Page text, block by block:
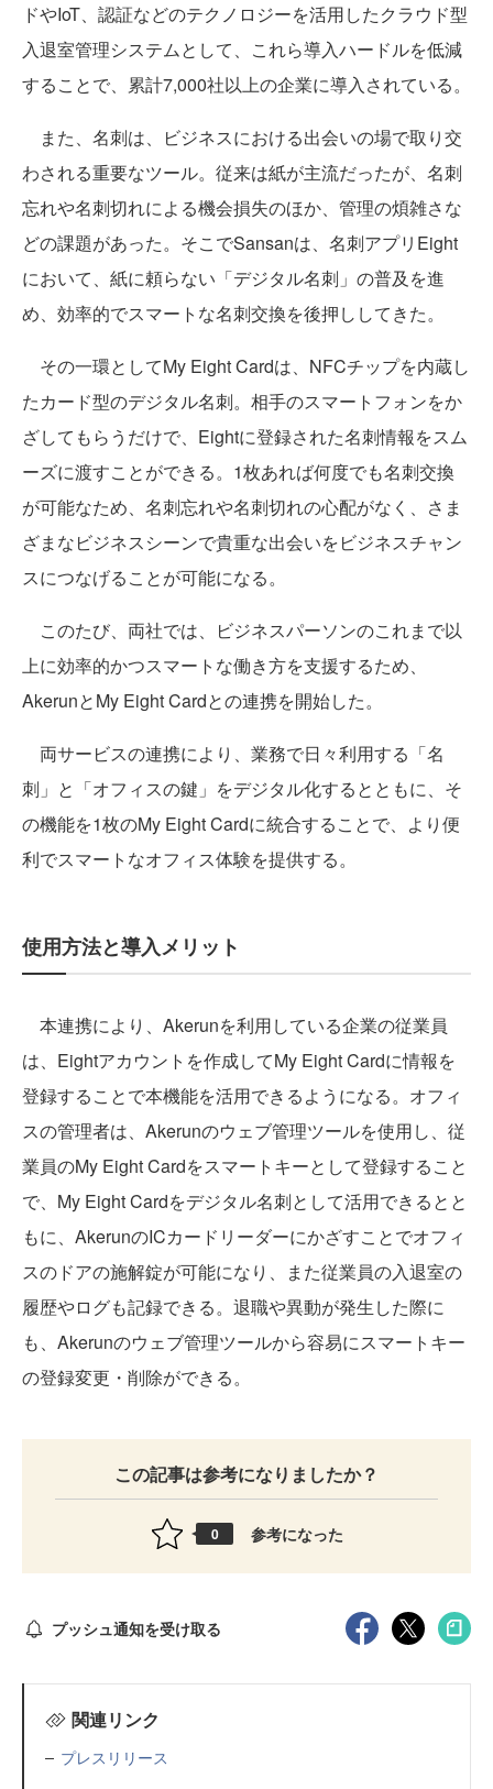
ドやIoT、認証などのテクノロジーを活用したクラウド型
入退室管理システムとして、これら導入ハードルを低減
することで、累計7,000社以上の企業に導入されている。
また、名刺は、ビジネスにおける出会いの場で取り交
わされる重要なツール。従来は紙が主流だったが、名刺
忘れや名刺切れによる機会損失のほか、管理の煩雑さな
どの課題があった。そこでSansanは、名刺アプリEight
において、紙に頼らない「デジタル名刺」の普及を進
め、効率的でスマートな名刺交換を後押ししてきた。
その一環としてMy Eight Cardは、NFCチップを内蔵し
たカード型のデジタル名刺。相手のスマートフォンをか
ざしてもらうだけで、Eightに登録された名刺情報をスム
ーズに渡すことができる。1枚あれば何度でも名刺交換
が可能なため、名刺忘れや名刺切れの心配がなく、さま
ざまなビジネスシーンで貴重な出会いをビジネスチャン
スにつなげることが可能になる。
このたび、両社では、ビジネスパーソンのこれまで以
上に効率的かつスマートな働き方を支援するため、
AkerunとMy Eight Cardとの連携を開始した。
両サービスの連携により、業務で日々利用する「名
刺」と「オフィスの鍵」をデジタル化するとともに、そ
の機能を1枚のMy Eight Cardに統合することで、より便
利でスマートなオフィス体験を提供する。
使用方法と導入メリット
本連携により、Akerunを利用している企業の従業員
は、Eightアカウントを作成してMy Eight Cardに情報を
登録することで本機能を活用できるようになる。オフィ
スの管理者は、Akerunのウェブ管理ツールを使用し、従
業員のMy Eight Cardをスマートキーとして登録すること
で、My Eight Cardをデジタル名刺として活用できるとと
もに、AkerunのICカードリーダーにかざすことでオフィ
スのドアの施解錠が可能になり、また従業員の入退室の
履歴やログも記録できる。退職や異動が発生した際に
も、Akerunのウェブ管理ツールから容易にスマートキー
の登録変更・削除ができる。
この記事は参考になりましたか？
0 参考になった
プッシュ通知を受け取る
関連リンク
プレスリリース